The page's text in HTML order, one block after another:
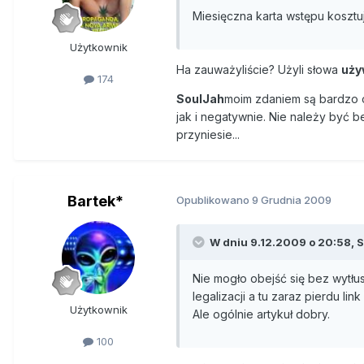
miejsca pracy” pierwsze dwa
cztery. W kategorii „Budżet”
W ostatnich tygodniach
stanie Oregon otwarto
osób ze wskazaniami
używki gratis.
Drug Policy Alliance,
Efekty działalności
Problem polega bowiem na
Skąd ta nagła zmiana? Jeśli
Użytkownik
174
Miesięczna karta wstępu
Ha zauważyliście? Użyli słowa
SoulJahmoim zdaniem są
jak i negatywnie. Nie należy być
przyniesie...
Bartek*
Użytkownik
100
Opublikowano 9 Grudnia 2009
W dniu 9.12.2009 o 20:58,
Nie mogło obejść się bez
legalizacji a tu zaraz pierdu
Ale ogólnie artykuł dobry.